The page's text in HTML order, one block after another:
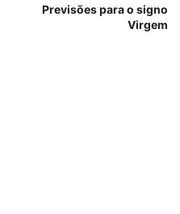
Previsões para o signo
Virgem